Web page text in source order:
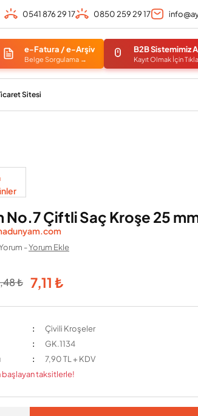
0541 876 29 17 0850 259 29 17
e-Fatura / e-Arşiv
Belge Sorgulama →
B2B Sistemimiz
Kayıt Olmak İçin
Sitesi
No.7 Çiftli Saç Kroşe 25
-Yorum Ekle
₺ 7,11 ₺
Çivili Kroşeler
GK.1134
7,90 TL + KDV
başlayan taksitlerle!